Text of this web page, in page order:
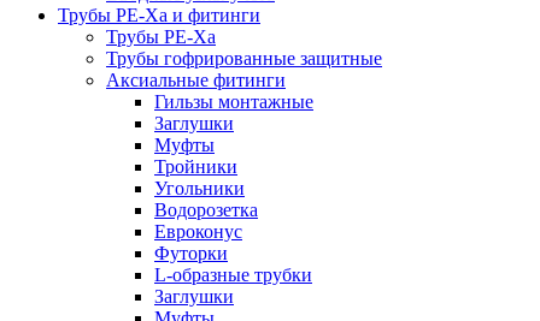
Трубы РЕ-Ха и фитинги
Трубы РЕ-Ха
Трубы гофрированные защитные
Аксиальные фитинги
Гильзы монтажные
Заглушки
Муфты
Тройники
Угольники
Водорозетка
Евроконус
Футорки
L-образные трубки
Заглушки